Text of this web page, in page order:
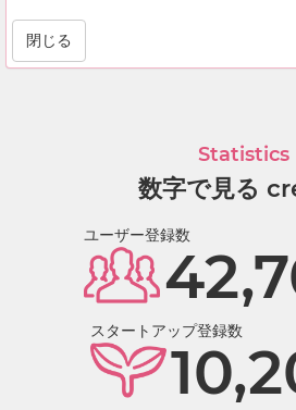
閉じる
Statistics
数字で見る
ユーザー登録数
スタートアップ登録数